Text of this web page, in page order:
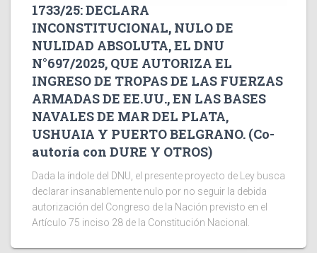
1733/25: DECLARA
INCONSTITUCIONAL, NULO DE
NULIDAD ABSOLUTA, EL DNU
N°697/2025, QUE AUTORIZA EL
INGRESO DE TROPAS DE LAS FUERZAS
ARMADAS DE EE.UU., EN LAS BASES
NAVALES DE MAR DEL PLATA,
USHUAIA Y PUERTO BELGRANO. (Co-
autoría con DURE Y OTROS)
Dada la índole del DNU, el presente proyecto de Ley busca
declarar insanablemente nulo por no seguir la debida
autorización del Congreso de la Nación previsto en el
Artículo 75 inciso 28 de la Constitución Nacional.